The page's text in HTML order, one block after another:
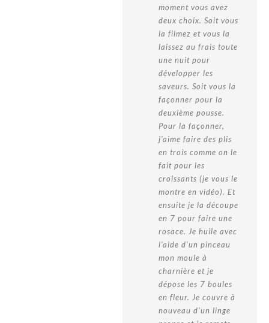
moment vous avez
deux choix. Soit vous
la filmez et vous la
laissez au frais toute
une nuit pour
développer les
saveurs. Soit vous la
façonner pour la
deuxième pousse.
Pour la façonner,
j'aime faire des plis
en trois comme on le
fait pour les
croissants (je vous le
montre en vidéo). Et
ensuite je la découpe
en 7 pour faire une
rosace. Je huile avec
l'aide d'un pinceau
mon moule à
charnière et je
dépose les 7 boules
en fleur. Je couvre à
nouveau d'un linge